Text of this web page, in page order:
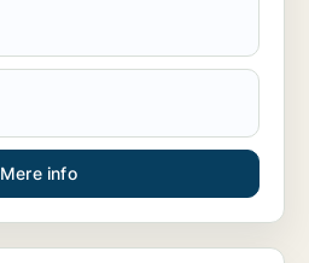
Mere info